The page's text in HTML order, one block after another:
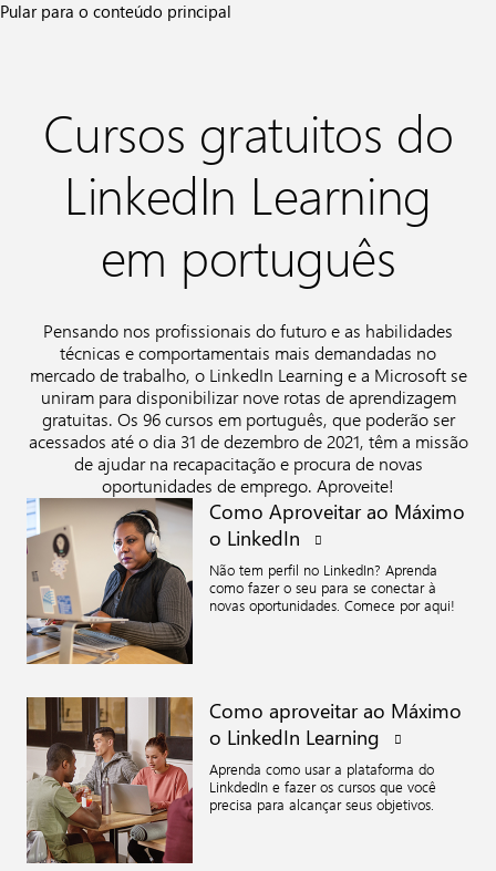
Ir
Pular para o conteúdo principal
Cursos gratuitos do
LinkedIn Learning
em português
Pensando nos profissionais do futuro e as habilidades
técnicas e comportamentais mais demandadas no
mercado de trabalho, o LinkedIn Learning e a Microsoft se
uniram para disponibilizar nove rotas de aprendizagem
gratuitas. Os 96 cursos em português, que poderão ser
acessados até o dia 31 de dezembro de 2021, têm a missão
de ajudar na recapacitação e procura de novas
oportunidades de emprego. Aproveite!
Como Aproveitar ao Máximo
o LinkedIn
Não tem perfil no LinkedIn? Aprenda
como fazer o seu para se conectar à
novas oportunidades. Comece por aqui!
Como aproveitar ao Máximo
o LinkedIn Learning
Aprenda como usar a plataforma do
LinkdedIn e fazer os cursos que você
precisa para alcançar seus objetivos.